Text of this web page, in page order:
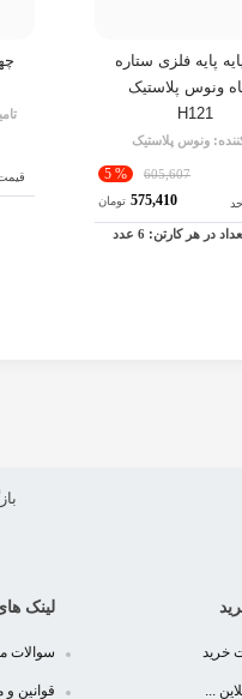
پایه فلزی ستاره
ونوس پلاستیک
H121
ونوس پلاستیک
605,607
% 5
575,410 تومان
در هر کارتن:6 عدد
خرید
...
لینک
سوالات
قوانین